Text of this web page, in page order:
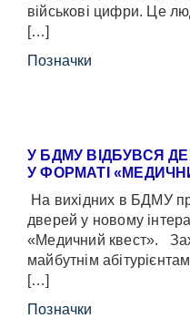
військові цифри. Це
[…]
Позначки
У БДМУ ВІДБУВСЯ
У ФОРМАТІ
На вихідних в БДМУ
дверей у новому
«Медичний квест».
майбутнім
[…]
Позначки